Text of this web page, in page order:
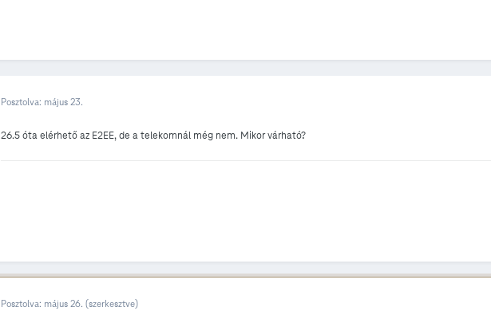
Posztolva: május 23.
26.5 óta elérhető az E2EE, de a telekomnál még nem. Mikor várható?
Posztolva: május 26. (szerkesztve)